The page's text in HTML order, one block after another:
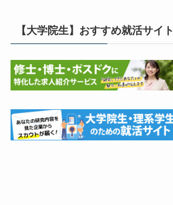
【大学院生】おすすめ就活サイト